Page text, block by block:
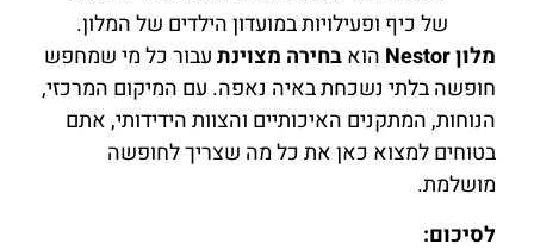
של כיף ופעילויות במועדון הילדים של המלון.
מלון Nestor
הואבחירה מצוינתעבור כל מי שמחפש
חופשה בלתי נשכחת באיה נאפה. עם המיקום המרכזי,
הנוחות, המתקנים האיכותיים והצוות הידידותי, אתם
בטוחים למצוא כאן את כל מה שצריך לחופשה
מושלמת.
לסיכום: